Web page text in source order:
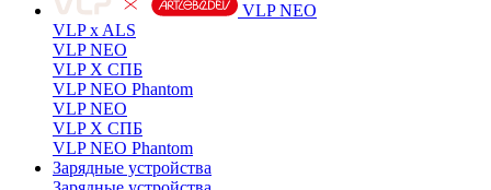
VLP NEO
VLP x ALS
VLP NEO
VLP X СПБ
VLP NEO Phantom
VLP NEO
VLP X СПБ
VLP NEO Phantom
Зарядные устройства